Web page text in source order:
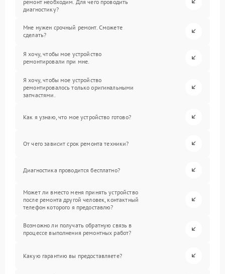
ремонт необходим. Для чего проводить
диагностику?
Мне нужен срочный ремонт. Сможете
сделать?
Я хочу, чтобы мое устройство
ремонтировали при мне.
Я хочу, чтобы мое устройство
ремонтировалось только оригинальными
запчастями.
Как я узнаю, что мое устройство готово?
От чего зависит срок ремонта техники?
Диагностика проводится бесплатно?
Может ли вместо меня принять устройство
после ремонта другой человек, контактный
телефон которого я предоставлю?
Возможно ли получать обратную связь в
процессе выполнения ремонтных работ?
Какую гарантию вы предоставляете?